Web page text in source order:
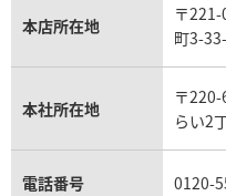
カルティエ買取
フランク ミュラー買取
リシャール・ミル買取
パネライ買取
チューダー（チュードル）買
本店所在地
〒
町3-
本社所在地
〒
らい2
電話番号 0120-